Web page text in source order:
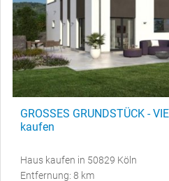
GROSSES GRUNDSTÜCK -
kaufen
Haus kaufen in 50829 Köln
Entfernung: 8 km